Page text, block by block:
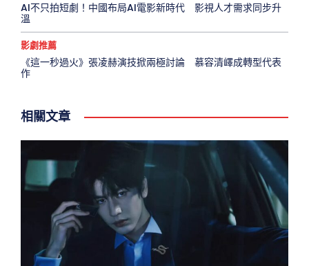
AI不只拍短劇！中國布局AI電影新時代 影視人才需求同步升
溫
影劇推薦
《這一秒過火》張凌赫演技掀兩極討論 慕容清嶧成轉型代表
作
相關文章